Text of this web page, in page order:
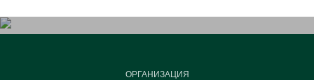
ОРГАНИЗАЦИЯ